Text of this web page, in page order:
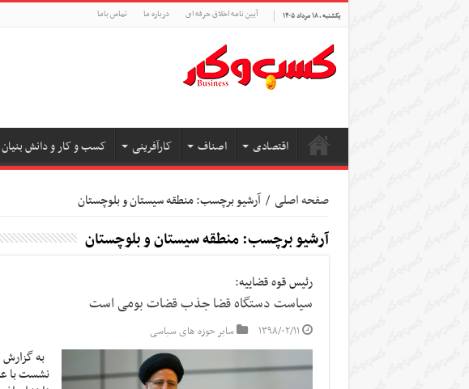
یکشنبه , ۱۸ مرداد ۱۴۰۵ آیین نامه اخلاق حرفه ای درباره ما تماس باما
اقتصادی اصناف کارآفرینی کسب و کار و دانش بنیان
صفحه اصلی / آرشیو برچسب: منطقه سیستان و بلوچستان
آرشیو برچسب:منطقه سیستان و بلوچستان
رئیس قوه قضاییه:
سیاست دستگاه قضا جذب قضات بومی است
۱۳۹۸/۰۲/۱۱ سایر حوزه های سیاسی
به گزارش
نشست با